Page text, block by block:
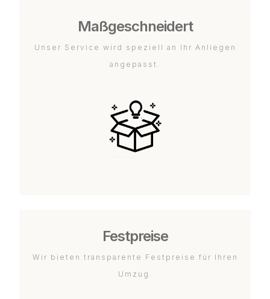
Maßgeschneidert
Unser Service wird speziell an Ihr Anliegen
angepasst.
Festpreise
Wir bieten transparente Festpreise für Ihren
Umzug.